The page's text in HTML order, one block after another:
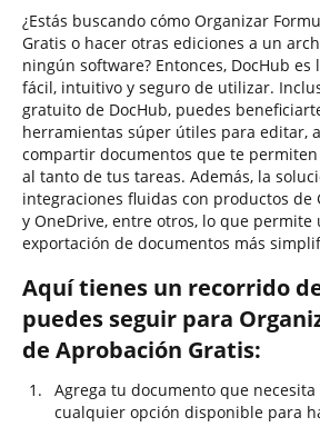
¿Estás buscando cómo Organizar
Gratis o hacer otras ediciones a un
ningún software? Entonces, DocHub es
fácil, intuitivo y seguro de utilizar.
gratuito de DocHub, puedes
herramientas súper útiles para editar,
compartir documentos que te
al tanto de tus tareas. Además, la
integraciones fluidas con productos de
y OneDrive, entre otros, lo que
exportación de documentos más
Aquí tienes un recorrido
puedes seguir para
de Aprobación Gratis:
Agrega tu documento que necesita
cualquier opción disponible para